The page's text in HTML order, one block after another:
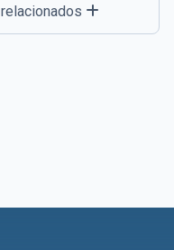
relacionados